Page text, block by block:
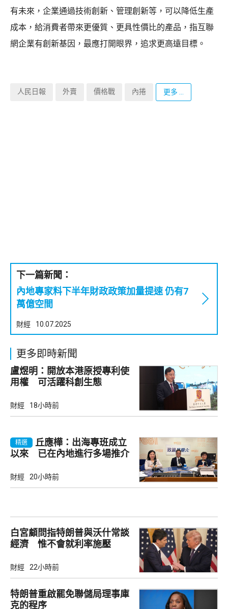
有未來，企業通過技術創新、管理創新等，可以降低生產
成本，給消費者帶來更優質、更具性價比的產品，指互聯
網企業有創新基因，最應打開眼界，追求更高遠目標。
人民日報 外賣 價格戰 內捲 更多 ...
下一篇新聞：
內地專家料下半年財政政策加量提速 仍有7
萬億空間
財經 10.07.2025
更多即時新聞
盧煜明：開放本港原授專利使
用權 可活躍科創生態
財經 18小時前
精選
丘應樺：出海專班成立
以來 已在內地進行多場推介
財經 20小時前
白宮顧問指特朗普與沃什常談
經濟 惟不會就利率施壓
財經 22小時前
特朗普重啟罷免聯儲局理事庫
克的程序